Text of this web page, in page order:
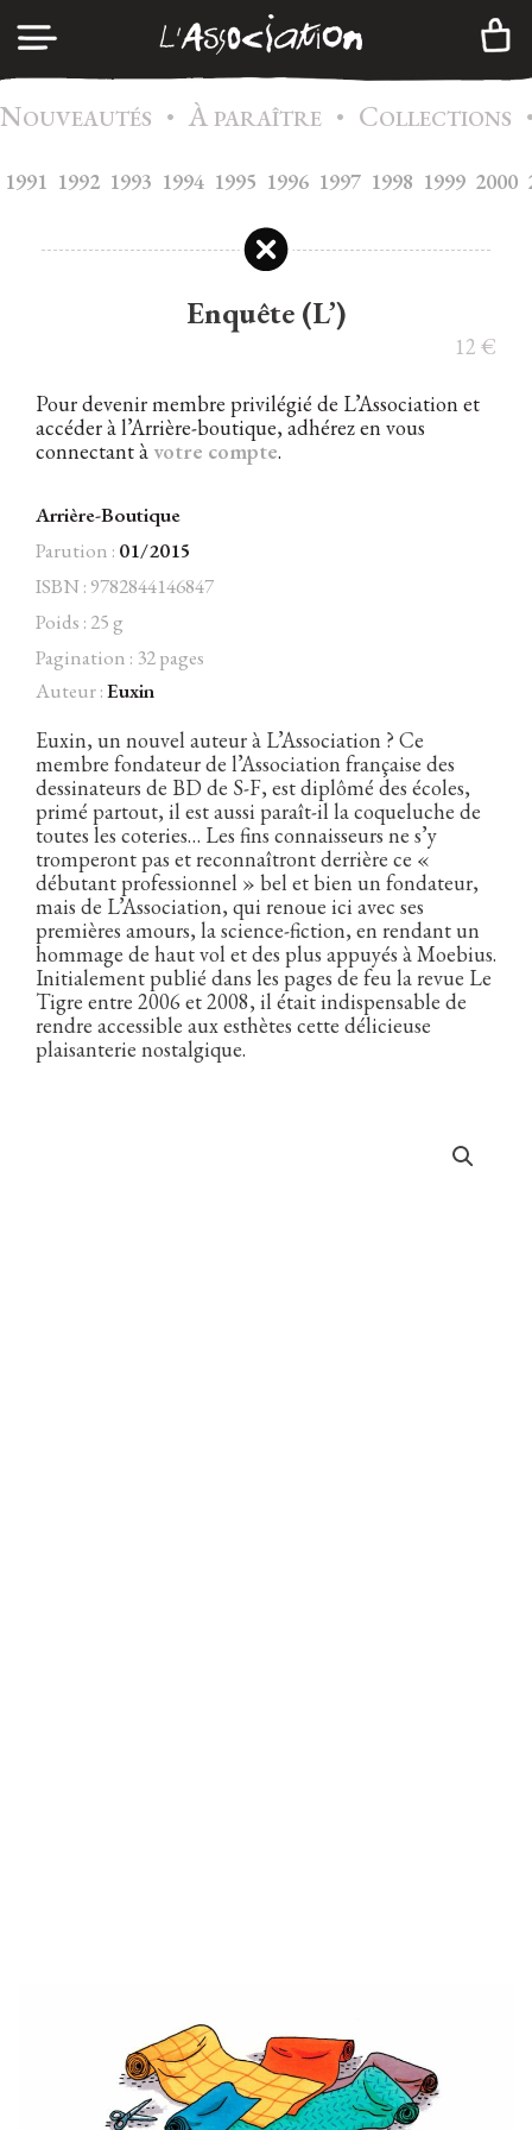
AGENDA
CATALOGUE
I
CONTACTS
NEWSLETTER
Facebook
CONNEXION
CRÉER UN COMPTE
NOUVEAUTÉS • À PARAÎTRE • COLLECTIONS
1991 1992 1993 1994 1995 1996 1997 1998 1999 2000
Enquête (L’)
12 €
Pour devenir membre privilégié de L’Association et
accéder à l’Arrière-boutique, adhérez en vous
connectant à votre compte.
Arrière-Boutique
Parution : 01/2015
ISBN : 9782844146847
Poids : 25 g
Pagination : 32 pages
Auteur :Euxin
Euxin, un nouvel auteur à L’Association ? Ce
membre fondateur de l’Association française des
dessinateurs de BD de S-F, est diplômé des écoles,
primé partout, il est aussi paraît-il la coqueluche de
toutes les coteries… Les fins connaisseurs ne s’y
tromperont pas et reconnaîtront derrière ce «
débutant professionnel » bel et bien un fondateur,
mais de L’Association, qui renoue ici avec ses
premières amours, la science-fiction, en rendant un
hommage de haut vol et des plus appuyés à Moebius.
Initialement publié dans les pages de feu la revue Le
Tigre entre 2006 et 2008, il était indispensable de
rendre accessible aux esthètes cette délicieuse
plaisanterie nostalgique.